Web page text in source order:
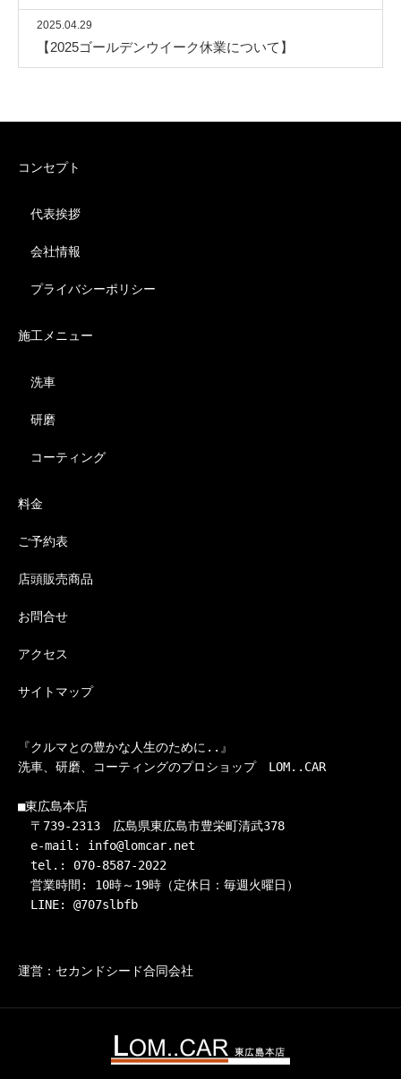
2025.04.29
【2025ゴールデンウイーク休業について】
コンセプト
代表挨拶
会社情報
プライバシーポリシー
施工メニュー
洗車
研磨
コーティング
料金
ご予約表
店頭販売商品
お問合せ
アクセス
サイトマップ
『クルマとの豊かな人生のために..』
洗車、研磨、コーティングのプロショップ　LOM..CAR
■東広島本店
〒739-2313　広島県東広島市豊栄町清武378
e-mail: info@lomcar.net
tel.: 070-8587-2022
営業時間: 10時～19時（定休日：毎週火曜日）
LINE: @707slbfb
運営：セカンドシード合同会社